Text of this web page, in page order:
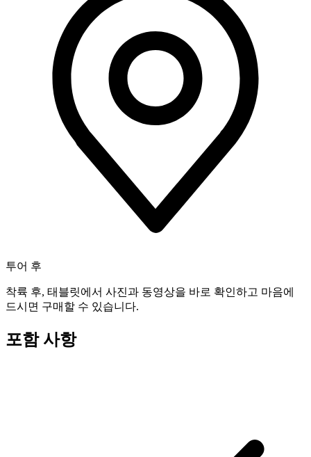
투어 후
착륙 후, 태블릿에서 사진과 동영상을 바로 확인하고 마음에
드시면 구매할 수 있습니다.
포함 사항